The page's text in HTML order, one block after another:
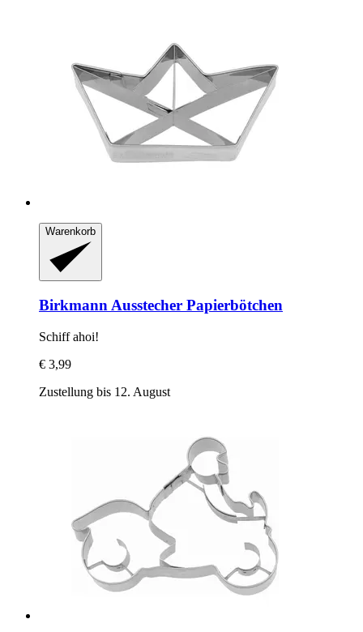
Warenkorb
Birkmann Ausstecher Papierbötchen
Schiff ahoi!
€ 3,99
Zustellung bis 12. August